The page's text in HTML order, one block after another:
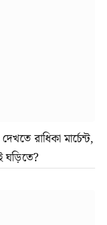
রাধিকা মার্চেন্ট,
ঘড়িতে?